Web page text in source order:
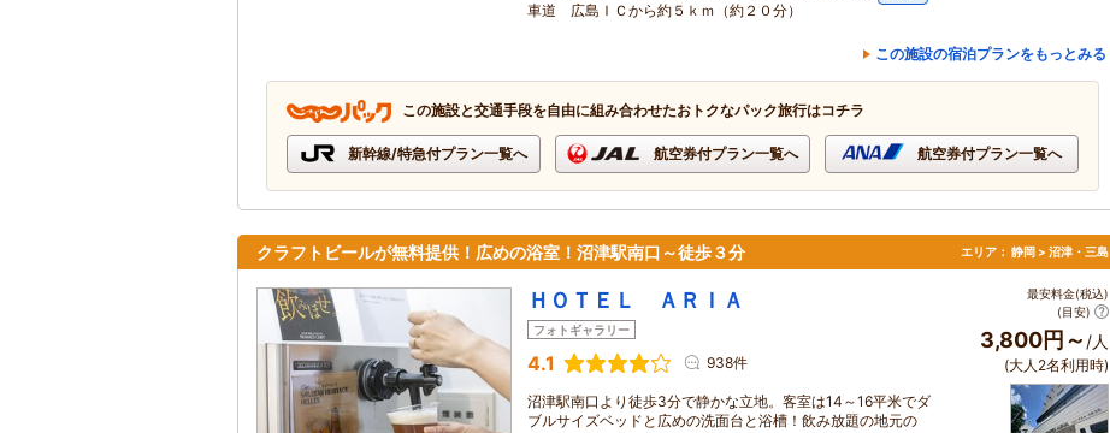
車道 広島ＩＣから約５ｋｍ（約２０分）
この施設の宿泊プランをもっとみる
この施設と交通手段を自由に組み合わせたおトクなパック旅行はコチラ
新幹線/特急付プラン一覧へ 航空券付プラン一覧へ 航空券付プラン一覧へ
クラフトビールが無料提供！広めの浴室！沼津駅南口～徒歩３分 エリア： 静岡 > 沼津・三島
ＨＯＴＥＬ ＡＲＩＡ
フォトギャラリー
4.1 938件
沼津駅南口より徒歩3分で静かな立地。客室は14～16平米でダ
ブルサイズベッドと広めの洗面台と浴槽！飲み放題の地元の
最安料金(税込)
(目安)
3,800円～ /人
(大人2名利用時)